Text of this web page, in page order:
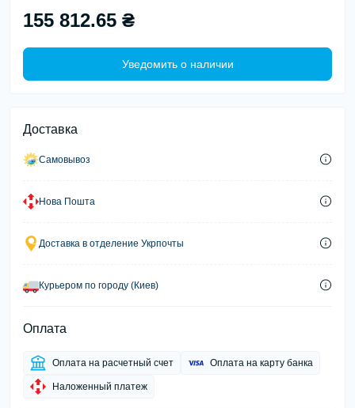
155 812.65 ₴
Уведомить о наличии
Доставка
Самовывоз
Нова Пошта
Доставка в отделение Укрпочты
Курьером по городу (Киев)
Оплата
Оплата на расчетный счет Оплата на карту банка
Наложенный платеж